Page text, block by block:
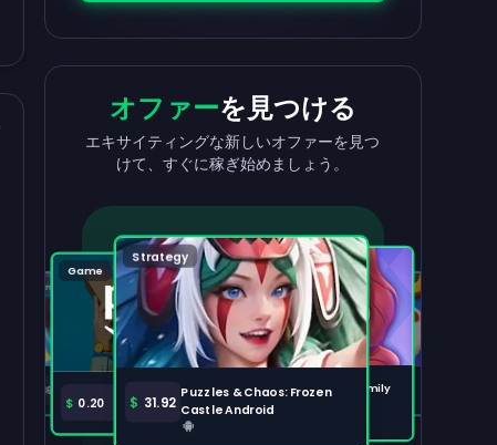
オファーを見つける
エキサイティングな新しいオファーを見つ
けて、すぐに稼ぎ始めましょう。
Tabletop
$ 36.02 Bingo Dice iOS
Puzzle
$ 30.00Merge Help: Warm Family
Android
Strategy
$ 31.92 Puzzles & Chaos: Frozen
Castle Android
Game
$ 0.20 Amazon Prime
Game
36.97
報酬を獲得
タスクを完了して、残高が増えるのを見
守りましょう。
100,000
注目のオファー すべて表示
Clash Royale
収益を 出金
収益を素早く簡単に引き出せます。